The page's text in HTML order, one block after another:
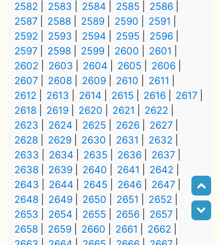
2582
2583 2584 2585
2586
2587
2588 2589 2590
2591
2592
2593 2594 2595
2596
2597
2598 2599 2600
2601
2602
2603 2604 2605
2606
2607
2608 2609 2610
2611
2612
2613 2614 2615 2616
2617
2618
2619 2620 2621
2622
2623
2624 2625 2626
2627
2628
2629 2630 2631
2632
2633
2634 2635 2636
2637
2638
2639 2640 2641
2642
2643
2644 2645 2646
2647
2648
2649 2650 2651
2652
2653
2654 2655 2656
2657
2658
2659 2660 2661
2662